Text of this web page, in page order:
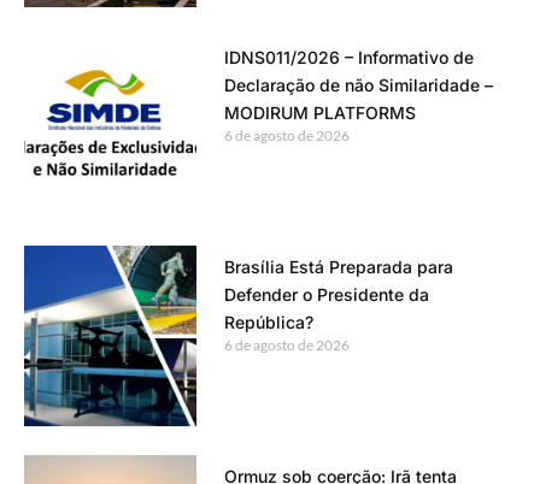
IDNS011/2026 – Informativo de
Declaração de não Similaridade –
MODIRUM PLATFORMS
6 de agosto de 2026
Brasília Está Preparada para
Defender o Presidente da
República?
6 de agosto de 2026
Ormuz sob coerção: Irã tenta